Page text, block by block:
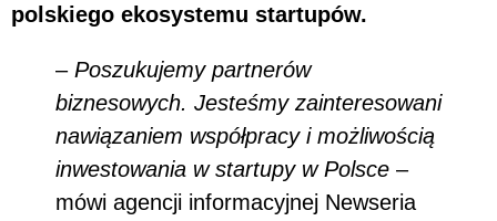
polskiego ekosystemu startupów.
– Poszukujemy partnerów
biznesowych. Jesteśmy zainteresowani
nawiązaniem współpracy i możliwością
inwestowania w startupy w Polsce –
mówi agencji informacyjnej Newseria